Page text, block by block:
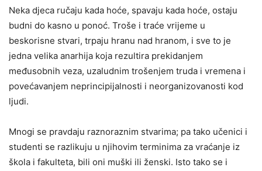
Neka djeca ručaju kada hoće, spavaju kada hoće, ostaju
budni do kasno u ponoć. Troše i traće vrijeme u
beskorisne stvari, trpaju hranu nad hranom, i sve to je
jedna velika anarhija koja rezultira prekidanjem
međusobnih veza, uzaludnim trošenjem truda i vremena i
povećavanjem neprincipijalnosti i neorganizovanosti kod
ljudi.
Mnogi se pravdaju raznoraznim stvarima; pa tako učenici i
studenti se razlikuju u njihovim terminima za vraćanje iz
škola i fakulteta, bili oni muški ili ženski. Isto tako se i